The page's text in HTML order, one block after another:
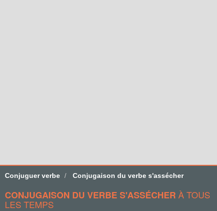
Conjuguer verbe Conjugaison du verbe s'assécher
CONJUGAISON DU VERBE S'ASSÉCHER À TOUS
LES TEMPS